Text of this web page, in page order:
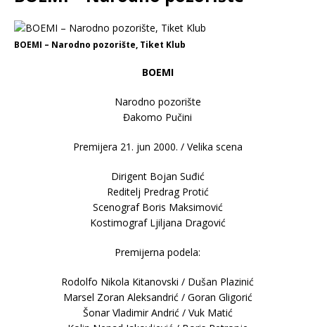
BOEMI – Nаrodno pozorište, Tiket Klub
BOEMI
Nаrodno pozorište
Đakomo Pučini
Premijera 21. jun 2000. / Velika scena
Dirigent Bojan Suđić
Reditelj Predrag Protić
Scenograf Boris Maksimović
Kostimograf Ljiljana Dragović
Premijerna podela:
Rodolfo Nikola Kitanovski / Dušan Plazinić
Marsel Zoran Aleksandrić / Goran Gligorić
Šonar Vladimir Andrić / Vuk Matić